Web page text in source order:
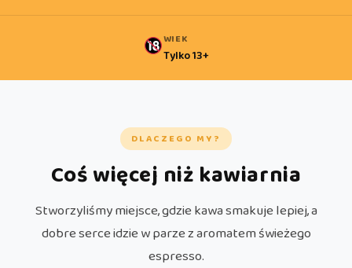
WIEK
Tylko 13+
DLACZEGO MY?
Coś więcej niż kawiarnia
Stworzyliśmy miejsce, gdzie kawa smakuje lepiej, a
dobre serce idzie w parze z aromatem świeżego
espresso.